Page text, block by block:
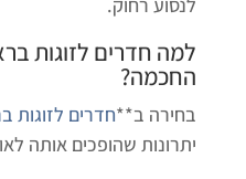
למה חדרים לזוגות
החכמה?
בחירה ב**חדרים לזוגות
יתרונות שהופכים אותה